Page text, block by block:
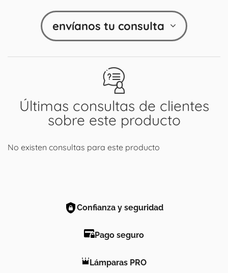
Últimas consultas de clientes
sobre este producto
No existen consultas para este producto
envíanos tu consulta
Confianza y seguridad
Pago seguro
Lámparas PRO